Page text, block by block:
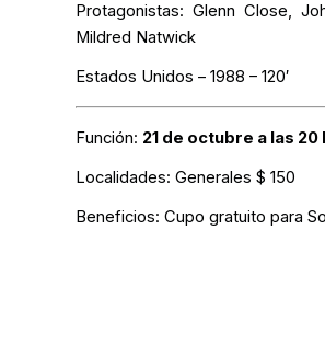
Protagonistas: Glenn Close,
Mildred Natwick
Estados Unidos – 1988 – 120′
Función: 21 de octubre a las
Localidades: Generales $ 150
Beneficios: Cupo gratuito para